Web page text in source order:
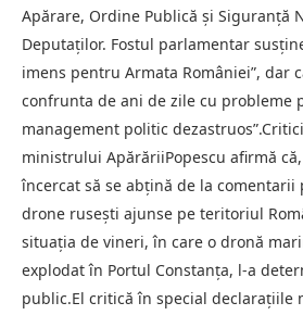
Apărare, Ordine Publică și Siguranță
Deputaților. Fostul parlamentar
imens pentru Armata României”, dar
confrunta de ani de zile cu probleme
management politic
ministrului ApărăriiPopescu afirmă
încercat să se abțină de la
drone rusești ajunse pe teritoriul
situația de vineri, în care o dronă
explodat în Portul Constanța, l-a
public.El critică în special declarațiile